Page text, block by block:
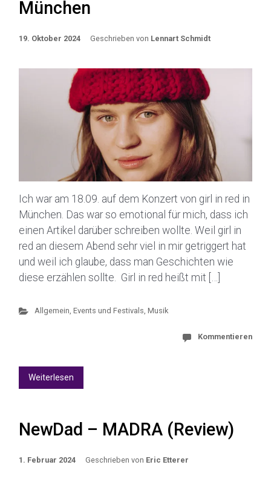
München
19. Oktober 2024 Geschrieben von Lennart Schmidt
Ich war am 18.09. auf dem Konzert von girl in red in
München. Das war so emotional für mich, dass ich
einen Artikel darüber schreiben wollte. Weil girl in
red an diesem Abend sehr viel in mir getriggert hat
und weil ich glaube, dass man Geschichten wie
diese erzählen sollte. Girl in red heißt mit […]
Allgemein Events und Festivals Musik
Kommentieren
Weiterlesen
NewDad – MADRA (Review)
1. Februar 2024 Geschrieben von Eric Etterer